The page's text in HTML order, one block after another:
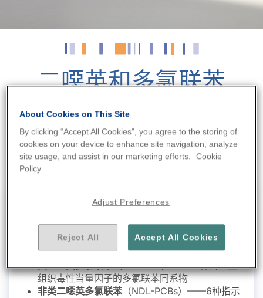
二噁英和多氯联苯
二噁英与多氯联苯（PCBs）认可检测，适
配几乎所有基质与行业需求。依托我们二
噁英与多氯联苯的认可分析，保障食品饲
料安全合规。
多氯代二苯并二噁英及呋喃（PCDD/Fs）—— 全
部17种有毒同系物
类二噁英多氯联苯（DL-PCBs）——12种含世卫
组织毒性当量因子的多氯联苯同系物
非类二噁英多氯联苯 （NDL-PCBs）——6种指示
About Cookies on This Site
By clicking “Accept All Cookies”, you agree to the storing of
cookies on your device to enhance site navigation, analyze
site usage, and assist in our marketing efforts.
Cookie
Policy
Adjust Preferences
Reject All Accept All Cookies